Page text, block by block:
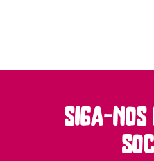
siga-nos